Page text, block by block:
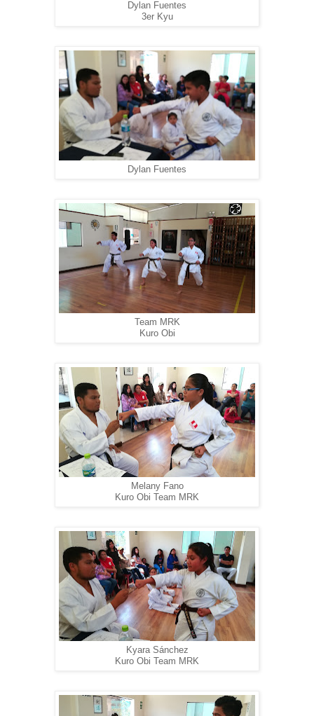
Dylan Fuentes
3er Kyu
Dylan Fuentes
Team MRK
Kuro Obi
Melany Fano
Kuro Obi Team MRK
Kyara Sánchez
Kuro Obi Team MRK